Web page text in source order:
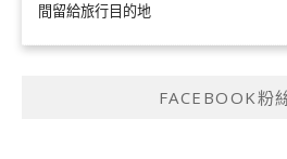
間留給旅行目的地
FACEBOOK粉